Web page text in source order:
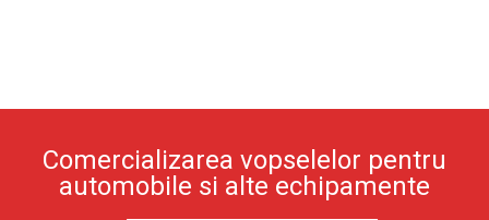
Comercializarea vopselelor pentru
automobile si alte echipamente